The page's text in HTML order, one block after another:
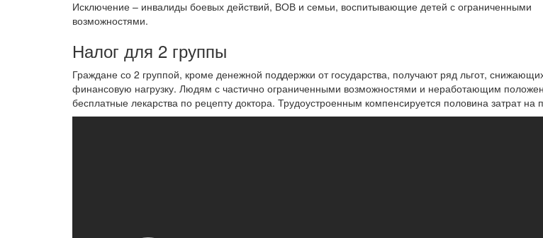
Исключение – инвалиды боевых действий, ВОВ и семьи, воспитывающие детей с ограниченными
возможностями.
Налог для 2 группы
Граждане со 2 группой, кроме денежной поддержки от государства, получают ряд льгот,
финансовую нагрузку. Людям с частично ограниченными возможностями и неработающим
бесплатные лекарства по рецепту доктора. Трудоустроенным компенсируется половина затрат на